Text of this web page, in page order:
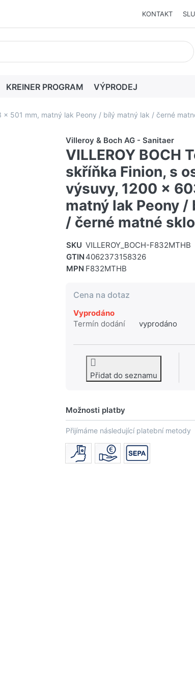
KONTAKT
zobrazí automaticky při zadávání. Stisknutím
KREINER PROGRAM VÝPRODEJ
501 mm, matný lak Peony / bílý matný lak / černé
Villeroy & Boch AG - Sanitaer
VILLEROY BOCH
skříňka Finion, s
výsuvy, 1200 x
matný lak Peony
/ černé matné
SKU VILLEROY_BOCH-F832MTHB
GTIN 4062373158326
MPN F832MTHB
Cena na dotaz
Vyprodáno
Termín dodání
vyprodáno
Přidat do seznamu
Možnosti platby
Přijímáme následující platební metody